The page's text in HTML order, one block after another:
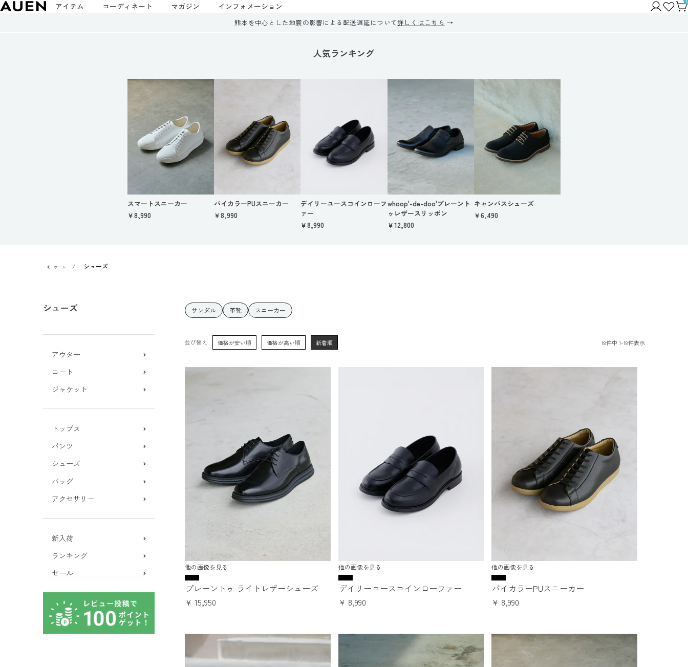
アイテム コーディネート マガジン インフォメーション
熊本を中心とした地震の影響による配送遅延について詳しくはこちら
人気ランキング
スマートスニーカー
￥8,990
バイカラーPUスニーカー
￥8,990
デイリーユースコインローフ
ァー
￥8,990
whoop'-de-doo'プレーント
ゥレザースリッポン
￥12,800
キャンバスシューズ
￥6,490
ホーム シューズ
シューズ
アウター
コート
ジャケット
トップス
パンツ
シューズ
バッグ
アクセサリー
新入荷
ランキング
セール
サンダル 革靴 スニーカー
並び替え 価格が安い順 価格が高い順 新着順 18件中 1-18件表示
他の画像を見る
プレーントゥ ライトレザーシューズ
¥ 15,950
他の画像を見る
デイリーユースコインローファー
¥ 8,990
他の画像を見る
バイカラーPUスニーカー
¥ 8,990